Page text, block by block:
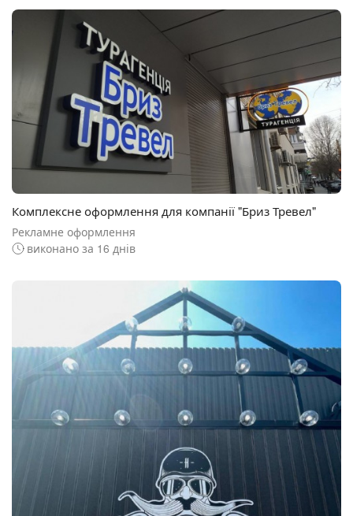
Комплексне оформлення для компанії "Бриз Тревел"
Рекламне оформлення
виконано за 16 днів